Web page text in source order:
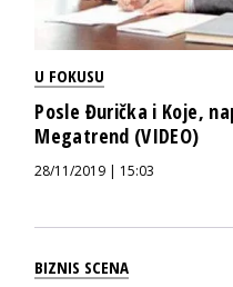
U FOKUSU
Posle Đurička i Koje,
Megatrend (VIDEO)
28/11/2019 | 15:03
BIZNIS SCENA